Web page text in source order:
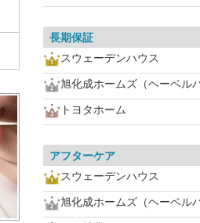
長期保証
スウェーデンハウス
旭化成ホームズ（ヘーベル
トヨタホーム
アフターケア
スウェーデンハウス
旭化成ホームズ（ヘーベル